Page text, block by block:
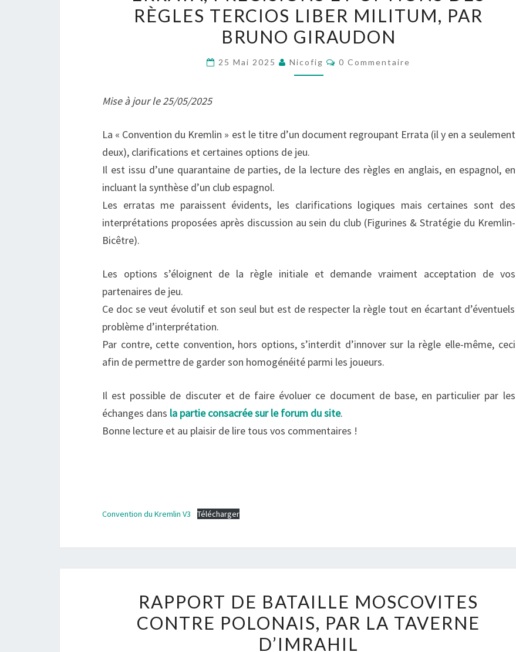
ET
OPTIONS
RÈGLES
PAR
BRUNO
GIRAUDON
RÈGLES TERCIOS LIBER MILITUM, PAR
BRUNO GIRAUDON
25 Mai 2025 Nicofig Commentaires
0 Commentaire
Mise à jour le 25/05/2025
La « Convention du Kremlin » est le titre d’un document regroupant Errata (il y en a seulement
deux), clarifications et certaines options de jeu.
Il est issu d’une quarantaine de parties, de la lecture des règles en anglais, en espagnol, en
incluant la synthèse d’un club espagnol.
Les erratas me paraissent évidents, les clarifications logiques mais certaines sont des
interprétations proposées après discussion au sein du club (Figurines & Stratégie du Kremlin-
Bicêtre).
Les options s’éloignent de la règle initiale et demande vraiment acceptation de vos
partenaires de jeu.
Ce doc se veut évolutif et son seul but est de respecter la règle tout en écartant d’éventuels
problème d’interprétation.
Par contre, cette convention, hors options, s’interdit d’innover sur la règle elle-même, ceci
afin de permettre de garder son homogénéité parmi les joueurs.
Il est possible de discuter et de faire évoluer ce document de base, en particulier par les
échanges dans la partie consacrée sur le forum du site.
Bonne lecture et au plaisir de lire tous vos commentaires !
Convention du Kremlin V3 Télécharger
DE
BATAILLE
MOSCOVITES
RAPPORT DE BATAILLE MOSCOVITES
CONTRE POLONAIS, PAR LA TAVERNE
D’IMRAHIL